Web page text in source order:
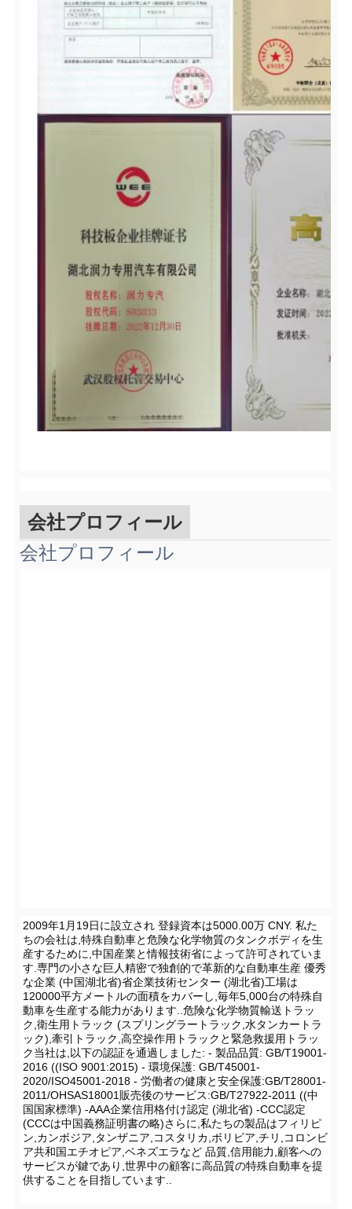
会社プロフィール
会社プロフィール
00:39
2009年1月19日に設立され 登録資本は5000.00万 CNY. 私た
ちの会社は,特殊自動車と危険な化学物質のタンクボディを生
産するために,中国産業と情報技術省によって許可されていま
す.専門の小さな巨人精密で独創的で革新的な自動車生産 優秀
な企業 (中国湖北省)省企業技術センター (湖北省)工場は
120000平方メートルの面積をカバーし,毎年5,000台の特殊自
動車を生産する能力があります..危険な化学物質輸送トラッ
ク,衛生用トラック (スプリングラートラック,水タンカートラ
ック),牽引トラック,高空操作用トラックと緊急救援用トラッ
ク当社は,以下の認証を通過しました: - 製品品質: GB/T19001-
2016 ((ISO 9001:2015) - 環境保護: GB/T45001-
2020/ISO45001-2018 - 労働者の健康と安全保護:GB/T28001-
2011/OHSAS18001販売後のサービス:GB/T27922-2011 ((中
国国家標準) -AAA企業信用格付け認定 (湖北省) -CCC認定
(CCCは中国義務証明書の略)さらに,私たちの製品はフィリピ
ン,カンボジア,タンザニア,コスタリカ,ボリビア,チリ,コロンビ
ア共和国エチオピア,ベネズエラなど 品質,信用能力,顧客への
サービスが鍵であり,世界中の顧客に高品質の特殊自動車を提
供することを目指しています..